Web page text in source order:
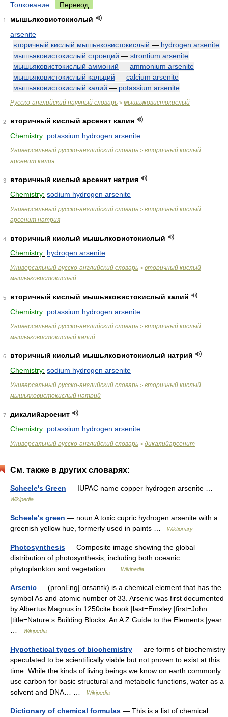
Толкование Перевод
1
мышьяковистокислый
arsenite
вторичный кислый мышьяковистокислый — hydrogen arsenite
мышьяковистокислый стронций — strontium arsenite
мышьяковистокислый аммоний — ammonium arsenite
мышьяковистокислый кальций — calcium arsenite
мышьяковистокислый калий — potassium arsenite
Русско-английский научный словарь > мышьяковистокислый
2
вторичный кислый арсенит калия
Chemistry: potassium hydrogen arsenite
Универсальный русско-английский словарь > вторичный кислый
арсенит калия
3
вторичный кислый арсенит натрия
Chemistry: sodium hydrogen arsenite
Универсальный русско-английский словарь > вторичный кислый
арсенит натрия
4
вторичный кислый мышьяковистокислый
Chemistry: hydrogen arsenite
Универсальный русско-английский словарь > вторичный кислый
мышьяковистокислый
5
вторичный кислый мышьяковистокислый калий
Chemistry: potassium hydrogen arsenite
Универсальный русско-английский словарь > вторичный кислый
мышьяковистокислый калий
6
вторичный кислый мышьяковистокислый натрий
Chemistry: sodium hydrogen arsenite
Универсальный русско-английский словарь > вторичный кислый
мышьяковистокислый натрий
7
дикалийарсенит
Chemistry: potassium hydrogen arsenite
Универсальный русско-английский словарь > дикалийарсенит
См. также в других словарях:
Scheele's Green — IUPAC name copper hydrogen arsenite …
Wikipedia
Scheele's green — noun A toxic cupric hydrogen arsenite with a
greenish yellow hue, formerly used in paints …
Wiktionary
Photosynthesis — Composite image showing the global
distribution of photosynthesis, including both oceanic
phytoplankton and vegetation …
Wikipedia
Arsenic — (pronEng|ˈɑrsənɪk) is a chemical element that has the
symbol As and atomic number of 33. Arsenic was first documented
by Albertus Magnus in 1250cite book |last=Emsley |first=John
|title=Nature s Building Blocks: An A Z Guide to the Elements |year
Wikipedia
Hypothetical types of biochemistry — are forms of biochemistry
speculated to be scientifically viable but not proven to exist at this
time. While the kinds of living beings we know on earth commonly
use carbon for basic structural and metabolic functions, water as a
solvent and DNA… …
Wikipedia
Dictionary of chemical formulas — This is a list of chemical